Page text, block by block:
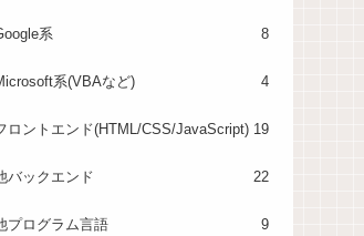
系 8
系(VBAなど) 4
ロントエンド(HTML/CSS/JavaScript) 19
バックエンド 22
プログラム言語 9